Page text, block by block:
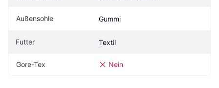
Außensohle Gummi
Futter Textil
Gore-Tex Nein